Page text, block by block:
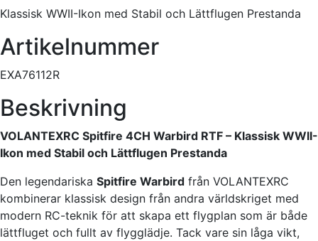
Klassisk WWII-Ikon med Stabil och Lättflugen Prestanda
Artikelnummer
EXA76112R
Beskrivning
VOLANTEXRC Spitfire 4CH Warbird RTF – Klassisk WWII-
Ikon med Stabil och Lättflugen Prestanda
Den legendariska Spitfire Warbird från VOLANTEXRC
kombinerar klassisk design från andra världskriget med
modern RC-teknik för att skapa ett flygplan som är både
lättfluget och fullt av flygglädje. Tack vare sin låga vikt,